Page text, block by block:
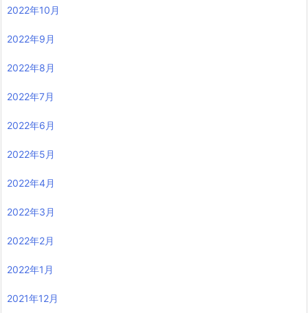
2022年10月
2022年9月
2022年8月
2022年7月
2022年6月
2022年5月
2022年4月
2022年3月
2022年2月
2022年1月
2021年12月